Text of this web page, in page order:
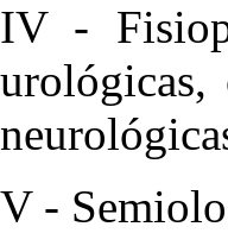
IV -
urológicas,
V -